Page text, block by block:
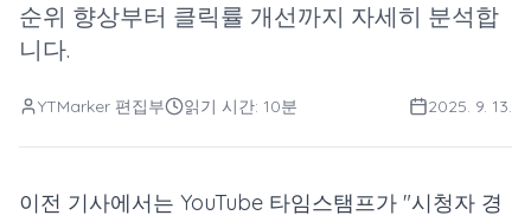
순위 향상부터 클릭률 개선까지 자세히 분석합
니다.
YTMarker 편집부 읽기 시간: 10분 2025. 9. 13.
이전 기사에서는 YouTube 타임스탬프가 "시청자 경